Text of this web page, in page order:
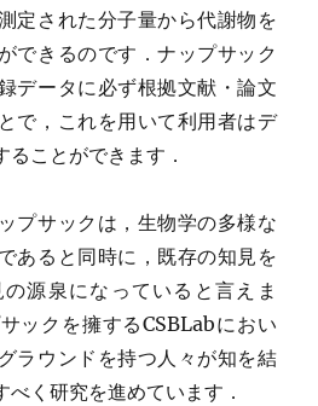
定された分子量から代謝物を
できるのです．ナップサック
データに必ず根拠文献・論文
で，これを用いて利用者はデ
ことができます．
プサックは，生物学の多様な
あると同時に，既存の知見を
源泉になっていると言えま
ックを擁するCSBLabにおい
ラウンドを持つ人々が知を結
く研究を進めています．